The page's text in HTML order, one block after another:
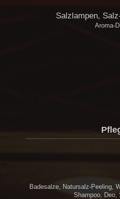
Salzlampen,
Aroma-
Badesalze, Natursalz-Peeling,
Shampoo, Deo,